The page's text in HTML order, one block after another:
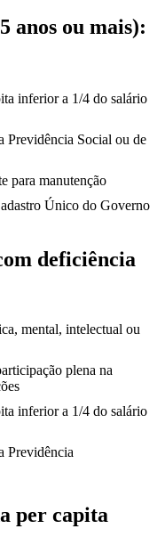
anos ou mais):
inferior a 1/4 do salário
Previdência Social ou de
para manutenção
Único do Governo
deficiência
mental, intelectual ou
plena na
inferior a 1/4 do salário
Previdência
per capita